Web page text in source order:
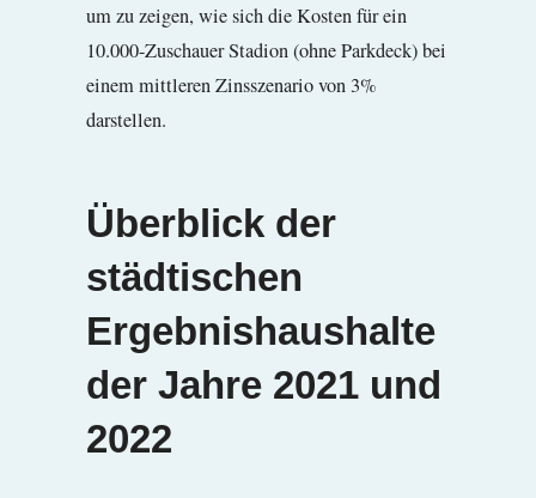
um zu zeigen, wie sich die Kosten für ein
10.000-Zuschauer Stadion (ohne Parkdeck) bei
einem mittleren Zinsszenario von 3%
darstellen.
Überblick der
städtischen
Ergebnishaushalte
der Jahre 2021 und
2022